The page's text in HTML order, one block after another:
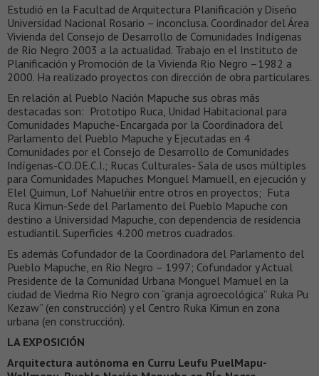
Estudió en la Facultad de Arquitectura Planificación y Diseño
Universidad Nacional Rosario – inconclusa. Coordinador del Área
Vivienda del Consejo de Desarrollo de Comunidades Indígenas
de Rio Negro 2003 a la actualidad. Trabajo en el Instituto de
Planificación y Promoción de la Vivienda Rio Negro –1982 a
2000. Ha realizado proyectos con dirección de obra particulares.
En relación al Pueblo Nación Mapuche sus obras más
destacadas son: Prototipo Ruca, Unidad Habitacional para
Comunidades Mapuche-Encargada por la Coordinadora del
Parlamento del Pueblo Mapuche y Ejecutadas en 4
Comunidades por el Consejo de Desarrollo de Comunidades
Indígenas-CO.DE.C.I.; Rucas Culturales- Sala de usos múltiples
para Comunidades Mapuches Monguel Mamuell, en ejecución y
Elel Quimun, Lof Nahuelñir entre otros en proyectos; Futa
Ruca Kimun-Sede del Parlamento del Pueblo Mapuche con
destino a Universidad Mapuche, con dependencia de residencia
estudiantil. Superficies 4.200 metros cuadrados.
Es además Cofundador de la Coordinadora del Parlamento del
Pueblo Mapuche, en Rio Negro – 1997; Cofundador y Actual
Presidente de la Comunidad Urbana Monguel Mamuel en la
ciudad de Viedma Rio Negro con “granja agroecológica” Ruka Pu
Kezaw” (en construcción) y el Centro Ruka Kimun en zona
urbana (en construcción).
LA EXPOSICIÓN
Arquitectura autónoma en Curru Leufu PuelMapu-